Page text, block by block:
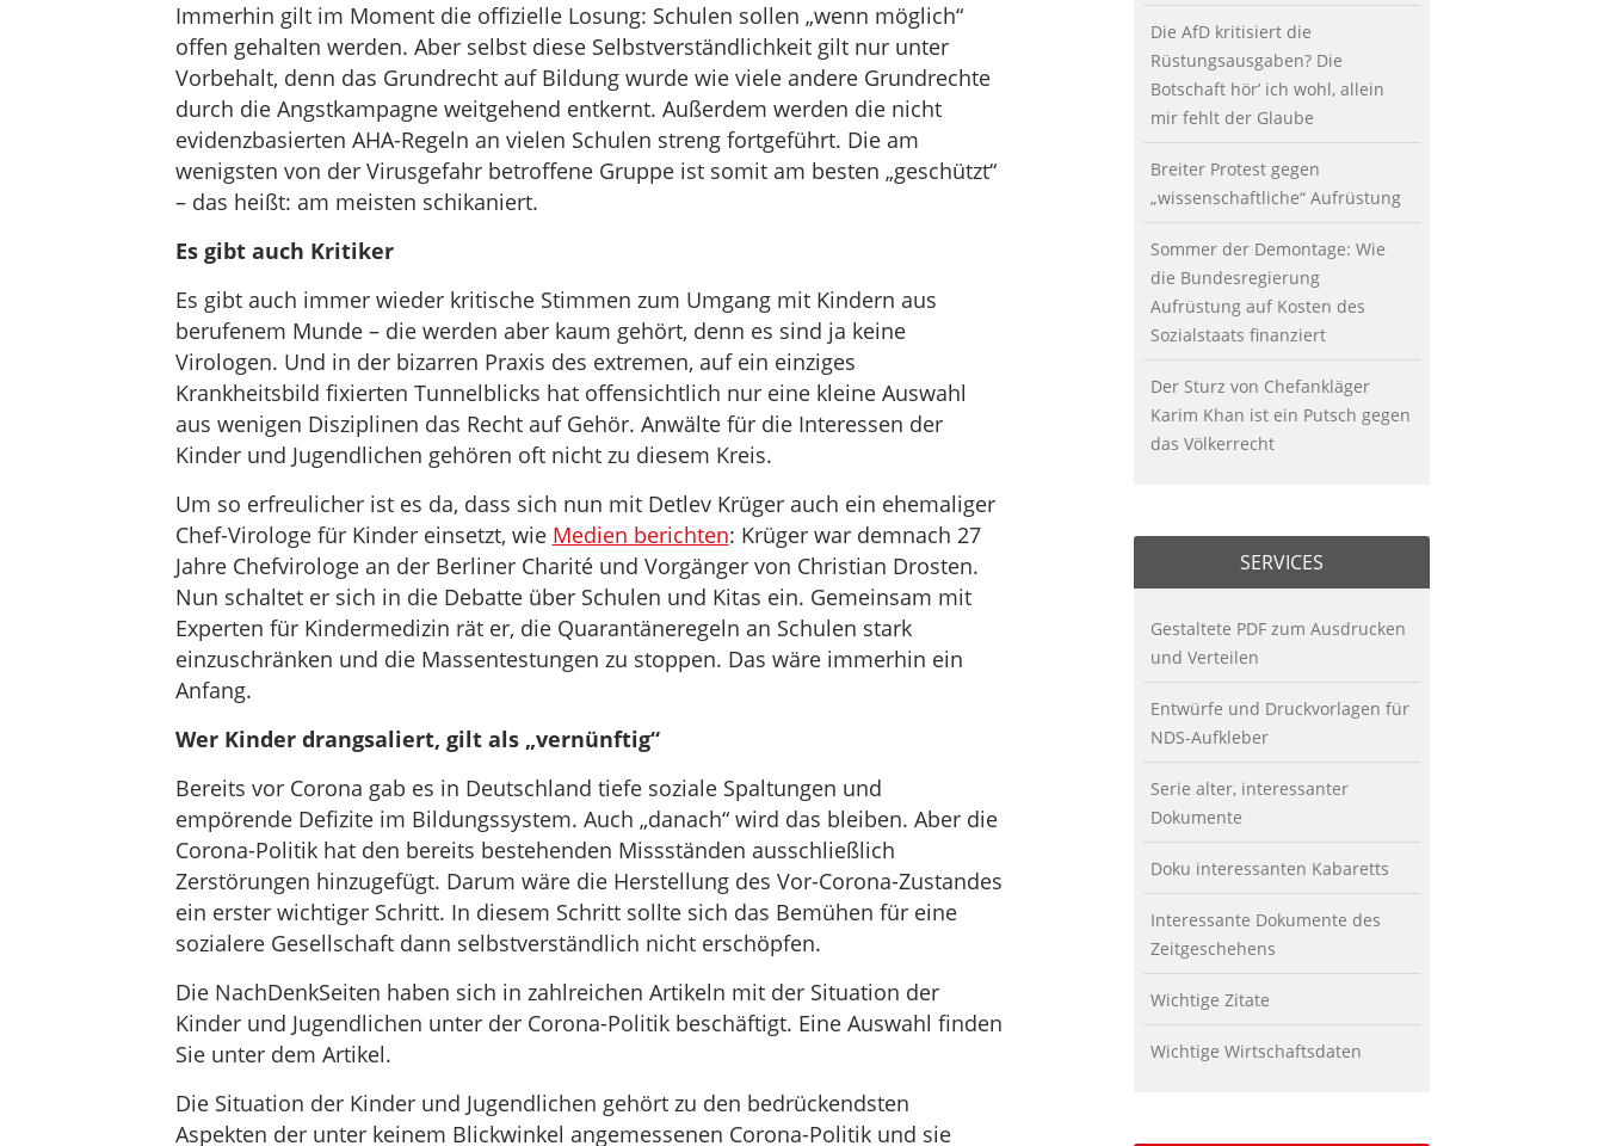
Immerhin gilt im Moment die offizielle Losung: Schulen sollen „wenn möglich“
offen gehalten werden. Aber selbst diese Selbstverständlichkeit gilt nur unter
Vorbehalt, denn das Grundrecht auf Bildung wurde wie viele andere Grundrechte
durch die Angstkampagne weitgehend entkernt. Außerdem werden die nicht
evidenzbasierten AHA-Regeln an vielen Schulen streng fortgeführt. Die am
wenigsten von der Virusgefahr betroffene Gruppe ist somit am besten „geschützt“
– das heißt: am meisten schikaniert.
Es gibt auch Kritiker
Es gibt auch immer wieder kritische Stimmen zum Umgang mit Kindern aus
berufenem Munde – die werden aber kaum gehört, denn es sind ja keine
Virologen. Und in der bizarren Praxis des extremen, auf ein einziges
Krankheitsbild fixierten Tunnelblicks hat offensichtlich nur eine kleine Auswahl
aus wenigen Disziplinen das Recht auf Gehör. Anwälte für die Interessen der
Kinder und Jugendlichen gehören oft nicht zu diesem Kreis.
Um so erfreulicher ist es da, dass sich nun mit Detlev Krüger auch ein ehemaliger
Chef-Virologe für Kinder einsetzt, wie Medien berichten: Krüger war demnach 27
Jahre Chefvirologe an der Berliner Charité und Vorgänger von Christian Drosten.
Nun schaltet er sich in die Debatte über Schulen und Kitas ein. Gemeinsam mit
Experten für Kindermedizin rät er, die Quarantäneregeln an Schulen stark
einzuschränken und die Massentestungen zu stoppen. Das wäre immerhin ein
Anfang.
Wer Kinder drangsaliert, gilt als „vernünftig“
Bereits vor Corona gab es in Deutschland tiefe soziale Spaltungen und
empörende Defizite im Bildungssystem. Auch „danach“ wird das bleiben. Aber die
Corona-Politik hat den bereits bestehenden Missständen ausschließlich
Zerstörungen hinzugefügt. Darum wäre die Herstellung des Vor-Corona-Zustandes
ein erster wichtiger Schritt. In diesem Schritt sollte sich das Bemühen für eine
sozialere Gesellschaft dann selbstverständlich nicht erschöpfen.
Die NachDenkSeiten haben sich in zahlreichen Artikeln mit der Situation der
Kinder und Jugendlichen unter der Corona-Politik beschäftigt. Eine Auswahl finden
Sie unter dem Artikel.
Die Situation der Kinder und Jugendlichen gehört zu den bedrückendsten
Aspekten der unter keinem Blickwinkel angemessenen Corona-Politik und sie
Die AfD kritisiert die
Rüstungsausgaben? Die
Botschaft hör’ ich wohl, allein
mir fehlt der Glaube
Breiter Protest gegen
„wissenschaftliche“ Aufrüstung
Sommer der Demontage: Wie
die Bundesregierung
Aufrüstung auf Kosten des
Sozialstaats finanziert
Der Sturz von Chefankläger
Karim Khan ist ein Putsch gegen
das Völkerrecht
SERVICES
Gestaltete PDF zum Ausdrucken
und Verteilen
Entwürfe und Druckvorlagen für
NDS-Aufkleber
Serie alter, interessanter
Dokumente
Doku interessanten Kabaretts
Interessante Dokumente des
Zeitgeschehens
Wichtige Zitate
Wichtige Wirtschaftsdaten